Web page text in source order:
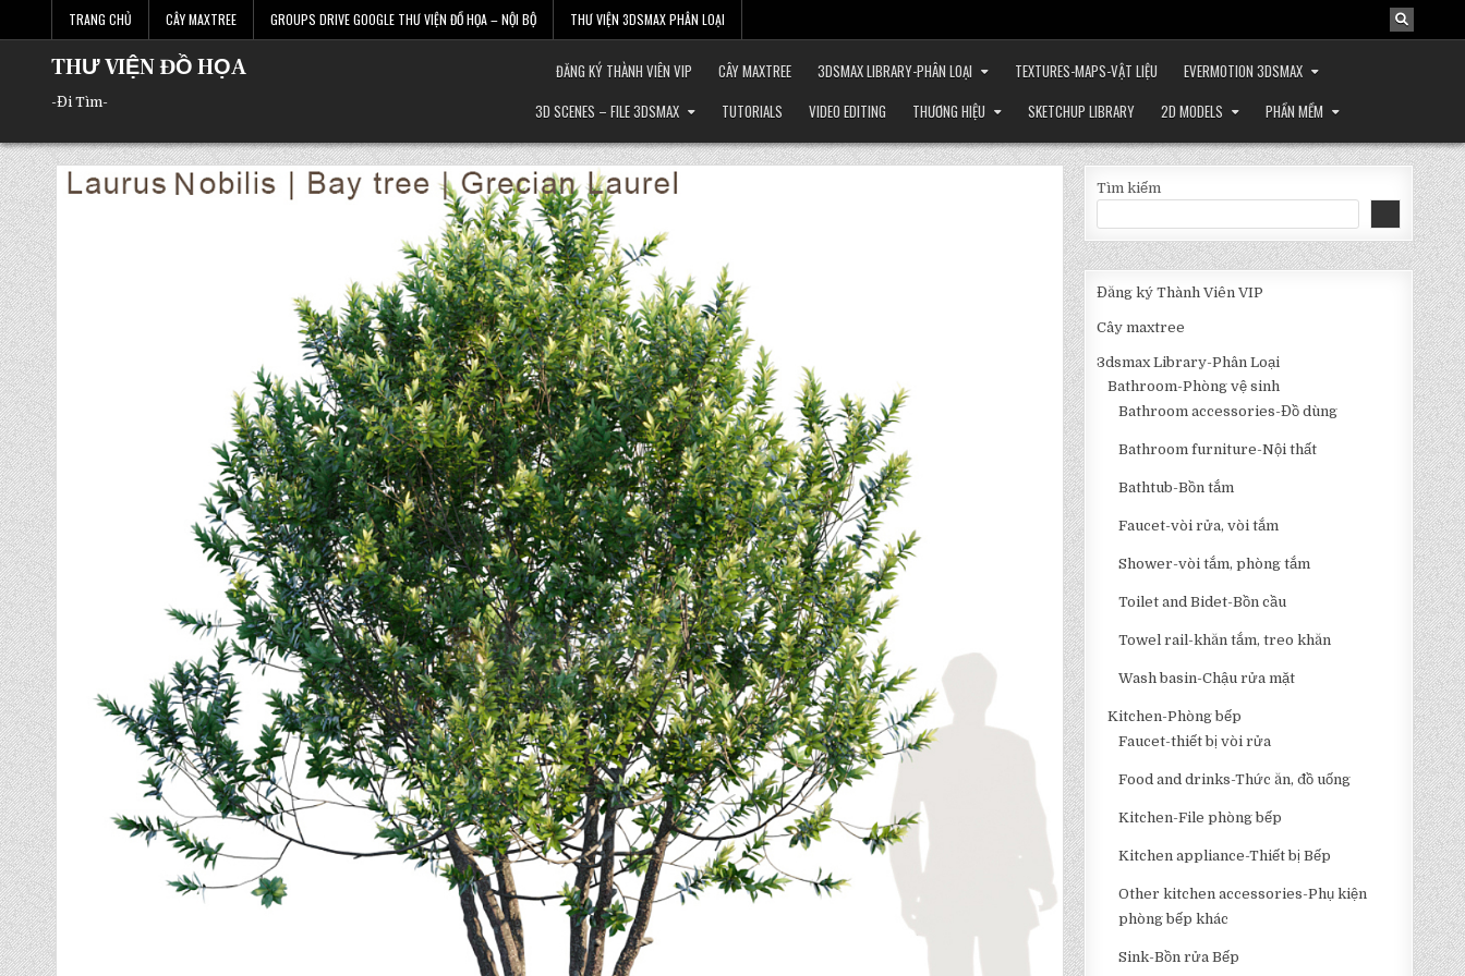
TRANG CHỦ CÂY MAXTREE GROUPS DRIVE GOOGLE THƯ VIỆN ĐỒ HỌA – NỘI BỘ THƯ VIỆN 3DSMAX PHÂN LOẠI
THƯ VIỆN ĐỒ HỌA
-Đi Tìm-
ĐĂNG KÝ THÀNH VIÊN VIP CÂY MAXTREE 3DSMAX LIBRARY-PHÂN LOẠI TEXTURES-MAPS-VẬT LIỆU
EVERMOTION 3DSMAX
3D SCENES – FILE 3DSMAX
TUTORIALS VIDEO EDITING THƯƠNG HIỆU SKETCHUP LIBRARY 2D MODELS PHẦN MỀM
Tìm kiếm
Đăng ký Thành Viên VIP
Cây maxtree
3dsmax Library-Phân Loại
Bathroom-Phòng vệ sinh
Bathroom accessories-Đồ dùng
Bathroom furniture-Nội thất
Bathtub-Bồn tắm
Faucet-vòi rửa, vòi tắm
Shower-vòi tắm, phòng tắm
Toilet and Bidet-Bồn cầu
Towel rail-khăn tắm, treo khăn
Wash basin-Chậu rửa mặt
Kitchen-Phòng bếp
Faucet-thiết bị vòi rửa
Food and drinks-Thức ăn, đồ uống
Kitchen-File phòng bếp
Kitchen appliance-Thiết bị Bếp
Other kitchen accessories-Phụ kiện
phòng bếp khác
Sink-Bồn rửa Bếp